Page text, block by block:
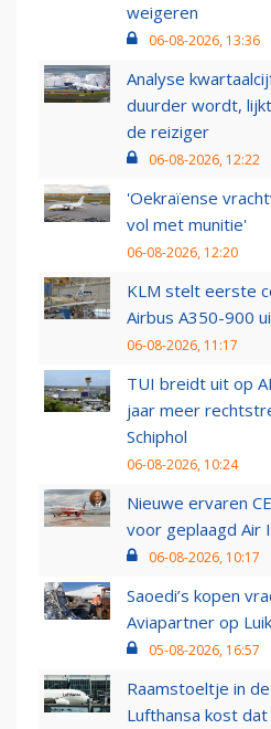
weigeren
06-08-2026, 13:36
Analyse
duurder wordt,
de reiziger
06-08-2026, 12:22
'Oekraïense
vol met munitie'
06-08-2026, 12:20
KLM stelt eerste
Airbus A350-900
06-08-2026, 11:17
TUI breidt uit op
jaar meer
Schiphol
06-08-2026, 10:24
Nieuwe ervaren
voor geplaagd Air
06-08-2026, 10:17
Saoedi’s kopen
Aviapartner op
05-08-2026, 16:57
Raamstoeltje in
Lufthansa kost